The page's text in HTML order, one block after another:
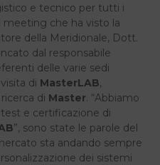
e tecnico per tutti i
meeting che ha visto la
della Meridionale, Dott.
dal responsabile
delle varie sedi
di MasterLAB,
di Master. “Abbiamo
e certificazione di
”, sono state le parole del
sta andando sempre
dei sistemi